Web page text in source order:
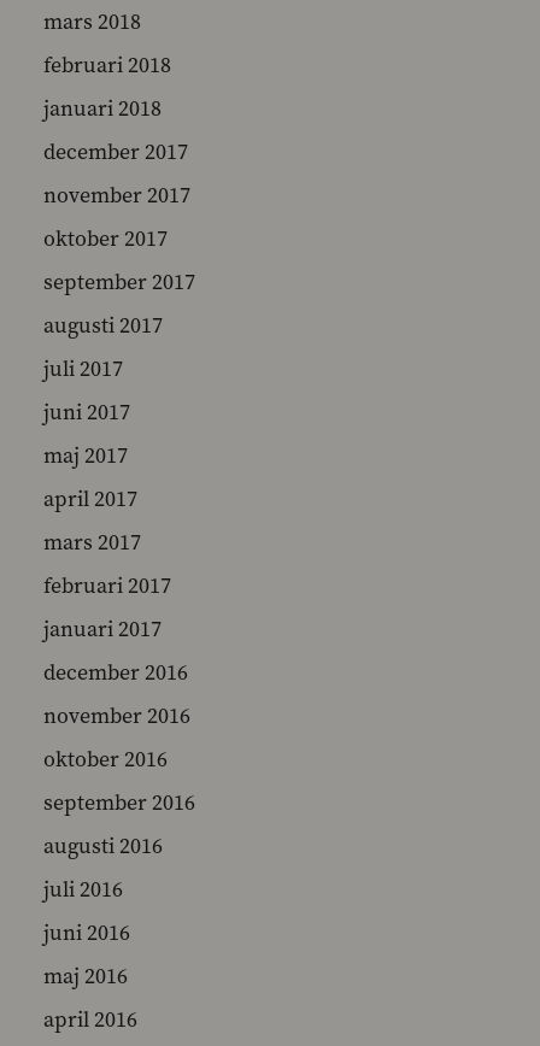
mars 2018
februari 2018
januari 2018
december 2017
november 2017
oktober 2017
september 2017
augusti 2017
juli 2017
juni 2017
maj 2017
april 2017
mars 2017
februari 2017
januari 2017
december 2016
november 2016
oktober 2016
september 2016
augusti 2016
juli 2016
juni 2016
maj 2016
april 2016